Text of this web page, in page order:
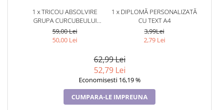
1 x TRICOU ABSOLVIRE
GRUPA CURCUBEULUI
PENTRU ELEVI CLASA 4 SAU
GRADINITA ABS1083
59,00 Lei
50,00 Lei
1 x DIPLOMĂ PERSONALIZATĂ
CU TEXT A4
3,99Lei
2,79 Lei
62,99 Lei
52,79 Lei
Economisesti 16,19 %
CUMPARA-LE IMPREUNA